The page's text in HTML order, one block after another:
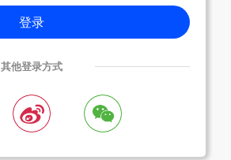
登录
其他登录方式